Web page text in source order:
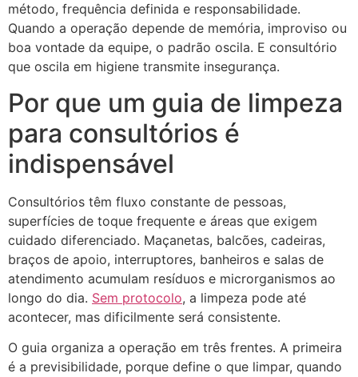
método, frequência definida e responsabilidade.
Quando a operação depende de memória, improviso ou
boa vontade da equipe, o padrão oscila. E consultório
que oscila em higiene transmite insegurança.
Por que um guia de limpeza
para consultórios é
indispensável
Consultórios têm fluxo constante de pessoas,
superfícies de toque frequente e áreas que exigem
cuidado diferenciado. Maçanetas, balcões, cadeiras,
braços de apoio, interruptores, banheiros e salas de
atendimento acumulam resíduos e microrganismos ao
longo do dia. Sem protocolo, a limpeza pode até
acontecer, mas dificilmente será consistente.
O guia organiza a operação em três frentes. A primeira
é a previsibilidade, porque define o que limpar, quando